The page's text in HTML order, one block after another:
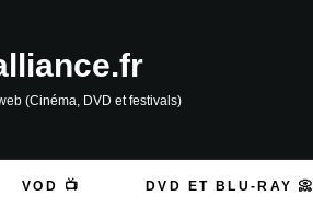
(Cinéma, DVD et festivals)
VOD 📺 DVD ET BLU-RAY 📀